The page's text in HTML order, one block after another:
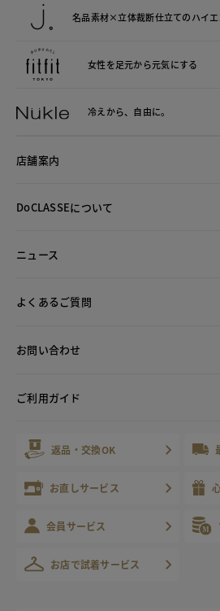
名品素材×立体裁断仕立てのハイ
女性を足元から元気にする
冷えから、 自由に。
店舗案内
DoCLASSEについて
ニュース
よくあるご質問
お問い合わせ
ご利用ガイド
返品・交換OK
お直しサービス
会員サービス
お店で試着サービス